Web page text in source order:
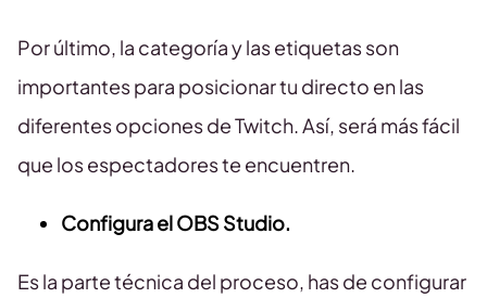
Por último, la categoría y las etiquetas son
importantes para posicionar tu directo en las
diferentes opciones de Twitch. Así, será más fácil
que los espectadores te encuentren.
Configura el OBS Studio.
Es la parte técnica del proceso, has de configurar